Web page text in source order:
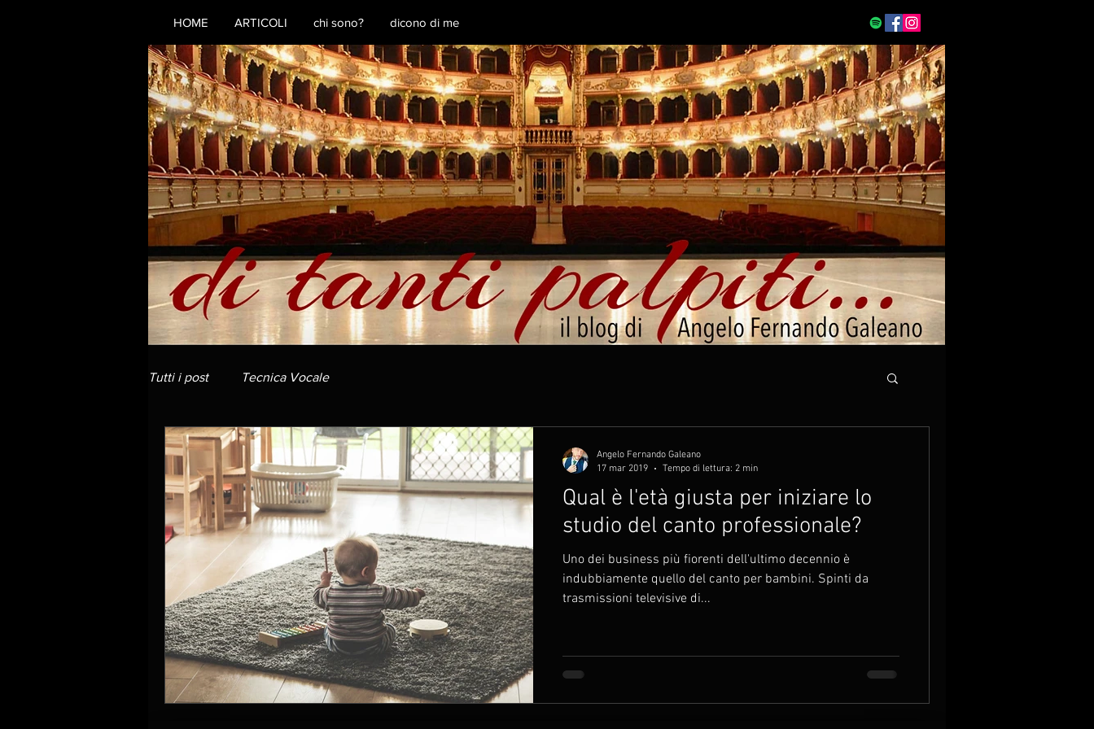
HOME ARTICOLI chi sono? dicono di me
Tutti i post Tecnica Vocale
Qual è l'età giusta per iniziare lo
studio del canto professionale?
Uno dei business più fiorenti dell'ultimo decennio è
indubbiamente quello del canto per bambini. Spinti da
trasmissioni televisive di...
Angelo Fernando Galeano
17 mar 2019
Tempo di lettura: 2 min